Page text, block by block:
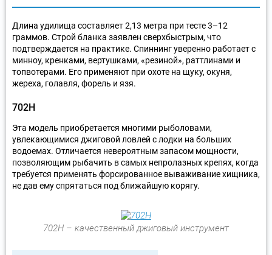
Длина удилища составляет 2,13 метра при тесте 3–12
граммов. Строй бланка заявлен сверхбыстрым, что
подтверждается на практике. Спиннинг уверенно работает с
минноу, кренками, вертушками, «резиной», раттлинами и
топвотерами. Его применяют при охоте на щуку, окуня,
жереха, голавля, форель и язя.
702H
Эта модель приобретается многими рыболовами,
увлекающимися джиговой ловлей с лодки на больших
водоемах. Отличается невероятным запасом мощности,
позволяющим рыбачить в самых непролазных крепях, когда
требуется применять форсированное вываживание хищника,
не дав ему спрятаться под ближайшую корягу.
702Н – качественный джиговый инструмент